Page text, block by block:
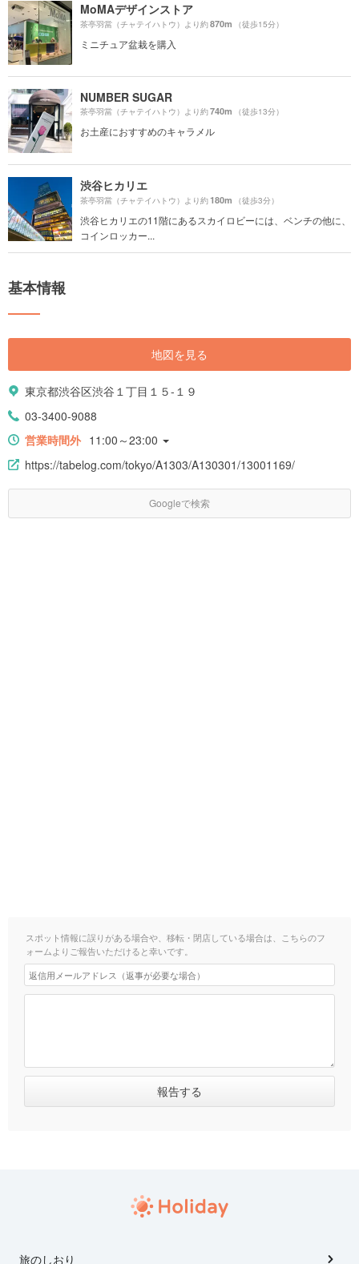
MoMAデザインストア
茶亭羽當（チャテイハトウ）より約870m （徒歩15分）
ミニチュア盆栽を購入
NUMBER SUGAR
茶亭羽當（チャテイハトウ）より約740m （徒歩13分）
お土産におすすめのキャラメル
渋谷ヒカリエ
茶亭羽當（チャテイハトウ）より約180m （徒歩3分）
渋谷ヒカリエの11階にあるスカイロビーには、ベンチの他に、
コインロッカー...
基本情報
地図を見る
東京都渋谷区渋谷１丁目１５-１９
03-3400-9088
営業時間外 11:00～23:00
https://tabelog.com/tokyo/A1303/A130301/13001169/
Googleで検索
スポット情報に誤りがある場合や、移転・閉店している場合は、こちらのフ
ォームよりご報告いただけると幸いです。
旅のしおり